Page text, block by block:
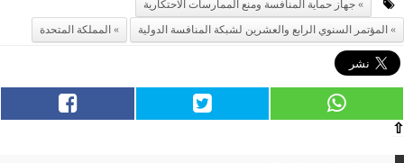
جهاز حماية المنافسة ومنع الممارسات الاحتكارية
المؤتمر السنوي الرابع والعشرين لشبكة المنافسة الدولية
المملكة المتحدة
⇧